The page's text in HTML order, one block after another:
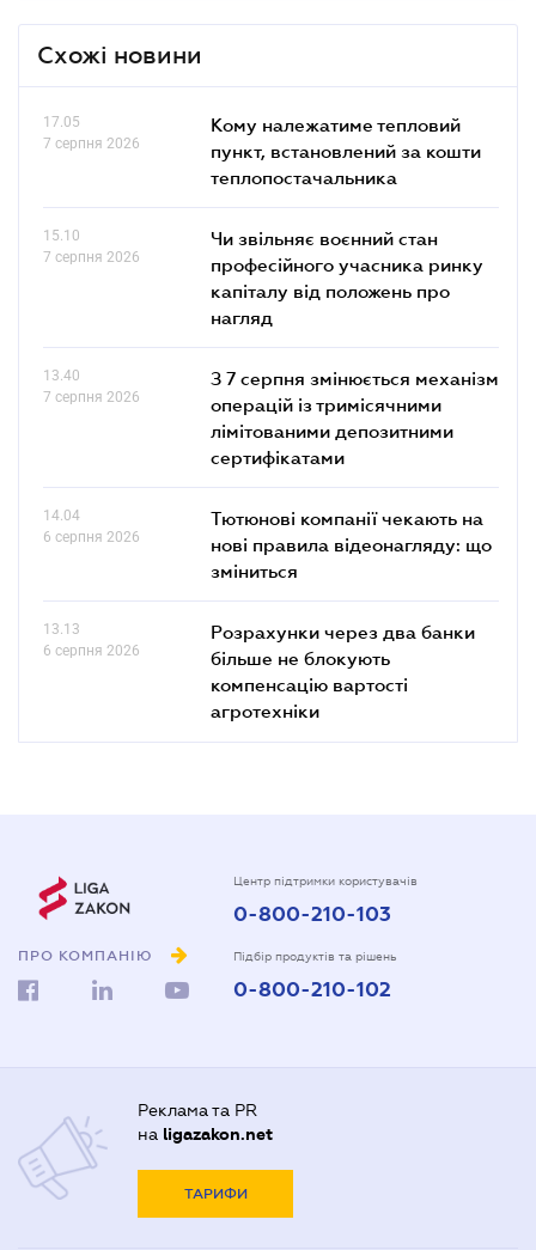
Схожі новини
17.05
7 серпня 2026
Кому належатиме тепловий
пункт, встановлений за кошти
теплопостачальника
15.10
7 серпня 2026
Чи звільняє воєнний стан
професійного учасника ринку
капіталу від положень про
нагляд
13.40
7 серпня 2026
З 7 серпня змінюється механізм
операцій із тримісячними
лімітованими депозитними
сертифікатами
14.04
6 серпня 2026
Тютюнові компанії чекають на
нові правила відеонагляду: що
зміниться
13.13
6 серпня 2026
Розрахунки через два банки
більше не блокують
компенсацію вартості
агротехніки
ПРО КОМПАНІЮ
Центр підтримки користувачів
0-800-210-103
Підбір продуктів та рішень
0-800-210-102
Реклама та PR
на ligazakon.net
ТАРИФИ